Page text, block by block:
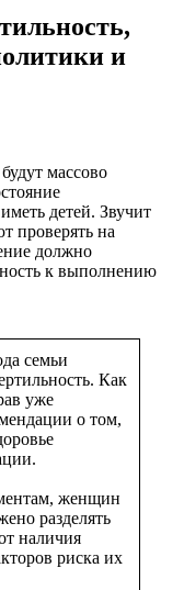
и
массово
детей. Звучит
проверять на
должно
к выполнению
семьи
Как
уже
о том,
женщин
разделять
наличия
риска их